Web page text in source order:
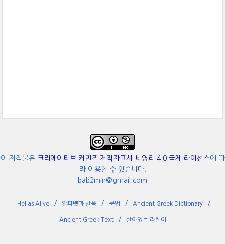
이 저작물은 크리에이티브 커먼즈 저작자표시-비영리 4.0 국제 라이선스에 따
라 이용할 수 있습니다.
bab2min@gmail.com
Hellas Alive 알파벳과 발음 문법 Ancient Greek Dictionary
Ancient Greek Text 살아있는 라틴어